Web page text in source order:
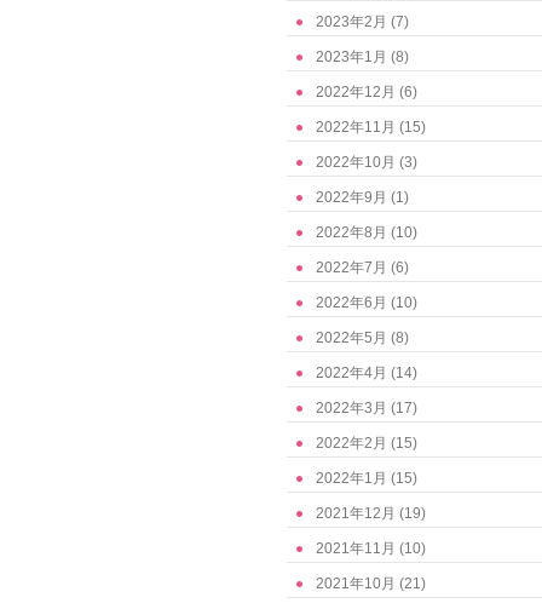
2023年2月 (7)
2023年1月 (8)
2022年12月 (6)
2022年11月 (15)
2022年10月 (3)
2022年9月 (1)
2022年8月 (10)
2022年7月 (6)
2022年6月 (10)
2022年5月 (8)
2022年4月 (14)
2022年3月 (17)
2022年2月 (15)
2022年1月 (15)
2021年12月 (19)
2021年11月 (10)
2021年10月 (21)